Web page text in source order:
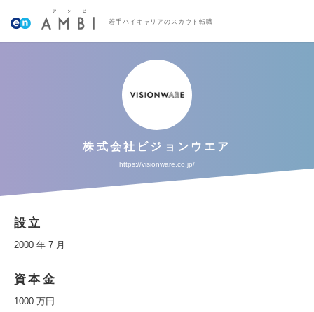
若手ハイキャリアのスカウト転職
株式会社ビジョンウエア
https://visionware.co.jp/
設立
2000 年 7 月
資本金
1000 万円